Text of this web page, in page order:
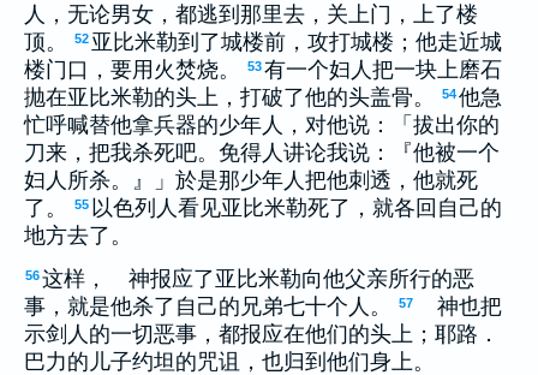
人，无论男女，都逃到那里去，关上门，上了楼
顶。
52 亚比米勒到了城楼前，攻打城楼；他走近城
楼门口，要用火焚烧。
53有一个妇人把一块上磨石
抛在亚比米勒的头上，打破了他的头盖骨。
54他急
忙呼喊替他拿兵器的少年人，对他说：「拔出你的
刀来，把我杀死吧。免得人讲论我说：『他被一个
妇人所杀。』」於是那少年人把他刺透，他就死
了。
55 以色列人看见亚比米勒死了，就各回自己的
地方去了。
56这样， 神报应了亚比米勒向他父亲所行的恶
事，就是他杀了自己的兄弟七十个人。
57
神也把
示剑人的一切恶事，都报应在他们的头上；耶路．
巴力的儿子约坦的咒诅，也归到他们身上。